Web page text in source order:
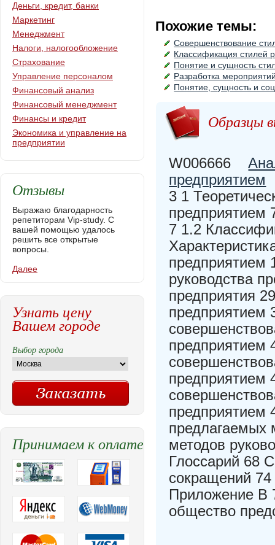
Похожие темы:
Совершенствование
Классификация стилей
Понятие и сущность
Разработка
Понятие, сущность и
Образцы
W006666
предприятием
3 1
предприятием
7 1.2
предприятием
руководства
предприятия
предприятием
предприятием
предприятием
предприятием
предлагаемых
методов
Глоссарий 68
сокращений
Приложение В
общество
Деньги, кредит, банки
Маркетинг
Менеджмент
Налоги, налогообложение
Страхование
Управление персоналом
Финансовый анализ
Финансовый менеджмент
Финансы и кредит
Экономика и управление на
предприятии
Отзывы
Выражаю благодарность
репетиторам Vip-study. С
вашей помощью удалось
решить все открытые
вопросы.
Далее
Узнать цену
Вашем городе
Выбор города
Принимаем к оплате